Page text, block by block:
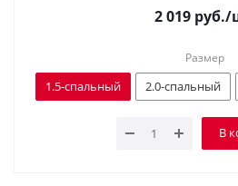
2 019 руб./
Размер
1.5-спальный 2.0-спальный
В